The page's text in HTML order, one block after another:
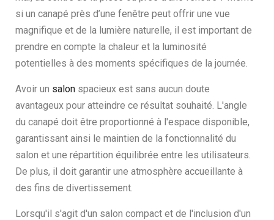
si un canapé près d’une fenêtre peut offrir une vue
magnifique et de la lumière naturelle, il est important de
prendre en compte la chaleur et la luminosité
potentielles à des moments spécifiques de la journée.
Avoir un salon spacieux est sans aucun doute
avantageux pour atteindre ce résultat souhaité. L'angle
du canapé doit être proportionné à l'espace disponible,
garantissant ainsi le maintien de la fonctionnalité du
salon et une répartition équilibrée entre les utilisateurs.
De plus, il doit garantir une atmosphère accueillante à
des fins de divertissement.
Lorsqu'il s'agit d'un salon compact et de l'inclusion d'un